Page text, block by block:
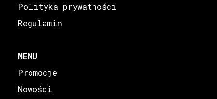
Polityka prywatności
Regulamin
MENU
Promocje
Nowości